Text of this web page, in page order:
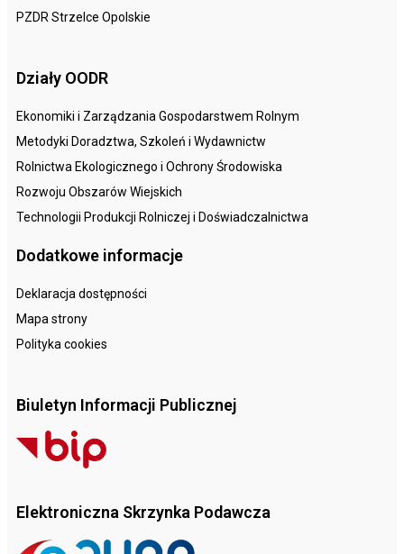
PZDR Strzelce Opolskie
Działy OODR
Ekonomiki i Zarządzania Gospodarstwem Rolnym
Metodyki Doradztwa, Szkoleń i Wydawnictw
Rolnictwa Ekologicznego i Ochrony Środowiska
Rozwoju Obszarów Wiejskich
Technologii Produkcji Rolniczej i Doświadczalnictwa
Dodatkowe informacje
Deklaracja dostępności
Mapa strony
Polityka cookies
Biuletyn Informacji Publicznej
Elektroniczna Skrzynka Podawcza